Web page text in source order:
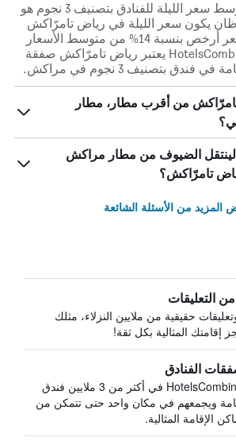
في مراكش، يبلغ متوسط ​​سعر الليلة للفنادق بتصنيف 3 نجوم هو
ظان يكون سعر الليلة في رياض تامرّاكش
حوالي 472 ﷼ وهو سعر أرخص بنسبة 14% من متوسط الأسعار
في المدينة. في HotelsCombined يعتبر رياض تامرّاكش صفقة
بتصنيف 3 نجوم في مراكش.
من أقرب مطار، مطار
الضيوف من مطار مراكش
تامرّاكش؟
المزيد من الأسئلة الشائعة
من التعليقات
حقيقية من ملايين النزلاء، مثلك
إقامتك المثالية بكل ثقة!
الفنادق
يبحث HotelsCombined في أكثر من 3 ملايين فندق
ويجمعهم في مكان واحد حتى تتمكن من
الإقامة المثالية.